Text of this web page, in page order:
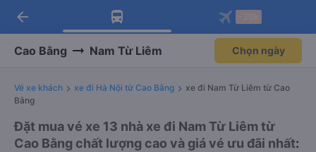
Tải app Vexere ngay!
Nhận ưu đãi thành viên độc
Mở app
Tải app Vexere
-30k/ghế khi đặt vé máy bay qua
Mở app
arrow_back
Cao Bằng Nam Từ Liêm Chọn ngày
Vé xe khách xe đi Hà Nội từ Cao Bằng
xe đi Nam Từ Liêm từ Cao
Bằng
Đặt mua vé xe 13 nhà xe đi Nam Từ Liêm từ
Cao Bằng chất lượng cao và giá vé ưu đãi nhất: